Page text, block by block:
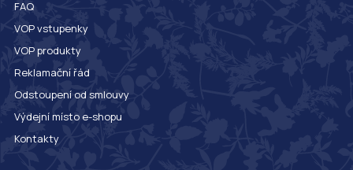
FAQ
VOP vstupenky
VOP produkty
Reklamační řád
Odstoupení od smlouvy
Výdejní místo e-shopu
Kontakty